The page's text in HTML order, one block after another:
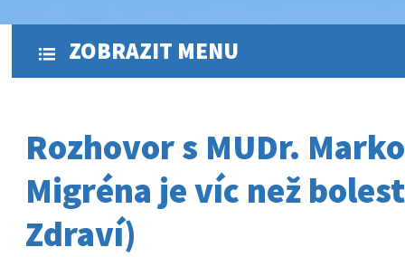
ZOBRAZIT MENU
Rozhovor s MUDr.
Migréna je víc než
Zdraví)